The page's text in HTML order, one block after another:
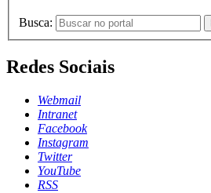
Busca:
Redes Sociais
Webmail
Intranet
Facebook
Instagram
Twitter
YouTube
RSS